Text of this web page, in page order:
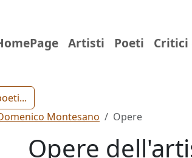
Artisti Poeti Critici
Montesano Opere
Opere